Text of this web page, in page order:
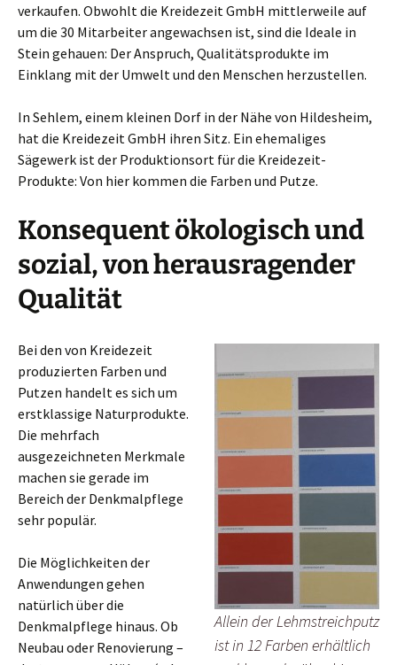
verkaufen. Obwohlt die Kreidezeit GmbH mittlerweile auf
um die 30 Mitarbeiter angewachsen ist, sind die Ideale in
Stein gehauen: Der Anspruch, Qualitätsprodukte im
Einklang mit der Umwelt und den Menschen herzustellen.
In Sehlem, einem kleinen Dorf in der Nähe von Hildesheim,
hat die Kreidezeit GmbH ihren Sitz. Ein ehemaliges
Sägewerk ist der Produktionsort für die Kreidezeit-
Produkte: Von hier kommen die Farben und Putze.
Konsequent ökologisch und
sozial, von herausragender
Qualität
Allein der Lehmstreichputz
ist in 12 Farben erhältlich
Bei den von Kreidezeit
produzierten Farben und
Putzen handelt es sich um
erstklassige Naturprodukte.
Die mehrfach
ausgezeichneten Merkmale
machen sie gerade im
Bereich der Denkmalpflege
sehr populär.
Die Möglichkeiten der
Anwendungen gehen
natürlich über die
Denkmalpflege hinaus. Ob
Neubau oder Renovierung –